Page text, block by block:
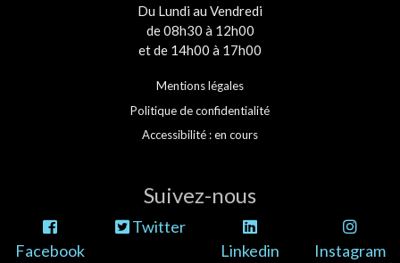
Du Lundi au Vendredi
de 08h30 à 12h00
et de 14h00 à 17h00
Mentions légales
Politique de confidentialité
Accessibilité : en cours
Suivez-nous
Facebook
Twitter
Linkedin
Instagram